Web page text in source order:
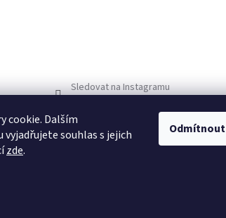
cookie. Dalším
souhlas s jejich
zde.
Odmítnout
Sledovat na Instagramu